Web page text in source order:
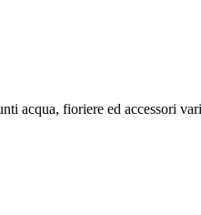
acqua, fioriere ed accessori